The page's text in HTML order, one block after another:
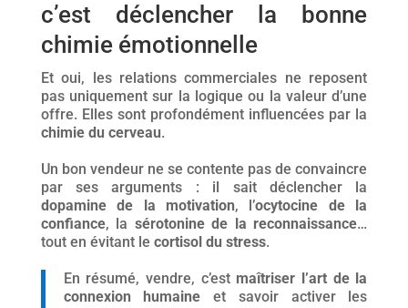
c’est déclencher la bonne
chimie émotionnelle
Et oui, les relations commerciales ne reposent
pas uniquement sur la logique ou la valeur d’une
offre. Elles sont profondément influencées par la
chimie du cerveau.
Un bon vendeur ne se contente pas de convaincre
par ses arguments : il sait déclencher la
dopamine de la motivation, l’ocytocine de la
confiance, la sérotonine de la reconnaissance…
tout en évitant le cortisol du stress.
En résumé, vendre, c’est maîtriser l’art de la
connexion humaine et savoir activer les